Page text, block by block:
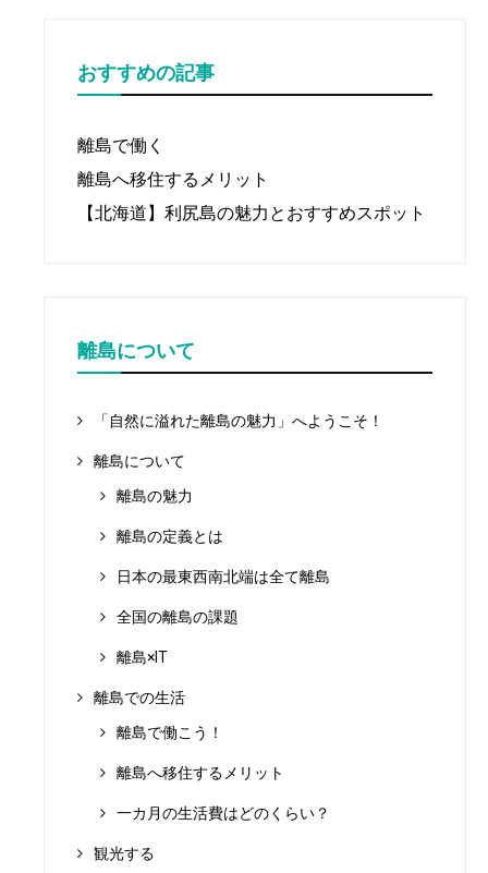
おすすめの記事
離島で働く
離島へ移住するメリット
【北海道】利尻島の魅力とおすすめスポット
離島について
「自然に溢れた離島の魅力」へようこそ！
離島について
離島の魅力
離島の定義とは
日本の最東西南北端は全て離島
全国の離島の課題
離島×IT
離島での生活
離島で働こう！
離島へ移住するメリット
一カ月の生活費はどのくらい？
観光する